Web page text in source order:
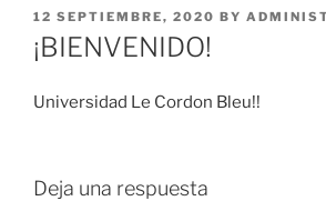
POSTED
ON
12 SEPTIEMBRE, 2020 BY
¡BIENVENIDO!
Universidad Le Cordon Bleu!!
Deja una respuesta